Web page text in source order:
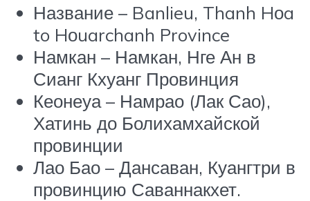
Название – Banlieu, Thanh Hоa
to Hоuarchanh Province
Намкан – Намкан, Нге Ан в
Сианг Кхуанг Провинция
Кеонеуа – Намрао (Лак Сао),
Хатинь до Болихамхайской
провинции
Лао Бао – Дансаван, Куангтри в
провинцию Саваннакхет.